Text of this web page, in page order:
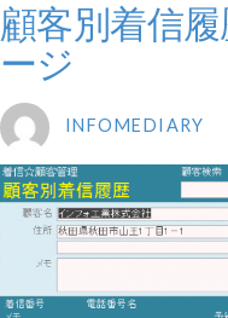
顧客別着信
ージ
INFOMEDIARY